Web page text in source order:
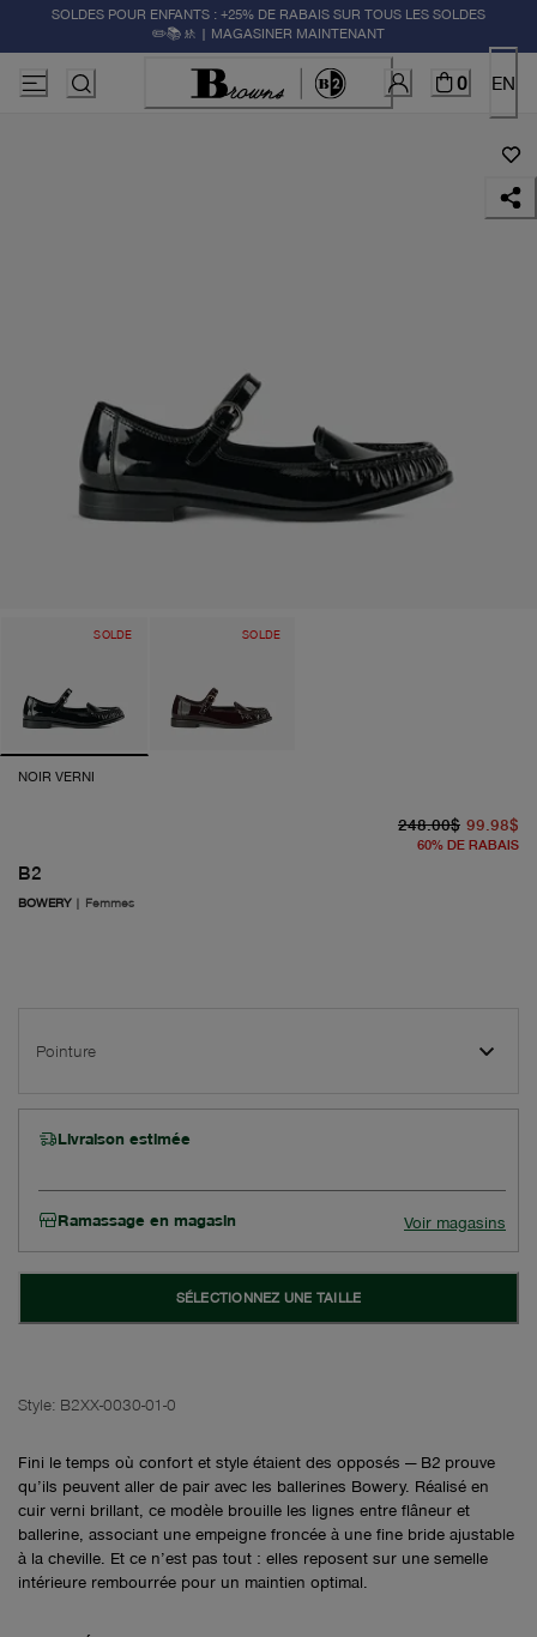
SOLDES POUR ENFANTS : +25% DE RABAIS SUR TOUS LES SOLDES
✏️📚🚸 | MAGASINER MAINTENANT
0 EN
SOLDE SOLDE
NOIR VERNI
B2
BOWERY| Femmes
248.00$ 99.98$
60% DE RABAIS
Pointure
Livraison estimée
Ramassage en magasin Voir magasins
SÉLECTIONNEZ UNE TAILLE
Style: B2XX-0030-01-0
Fini le temps où confort et style étaient des opposés — B2 prouve
qu’ils peuvent aller de pair avec les ballerines Bowery. Réalisé en
cuir verni brillant, ce modèle brouille les lignes entre flâneur et
ballerine, associant une empeigne froncée à une fine bride ajustable
à la cheville. Et ce n’est pas tout : elles reposent sur une semelle
intérieure rembourrée pour un maintien optimal.